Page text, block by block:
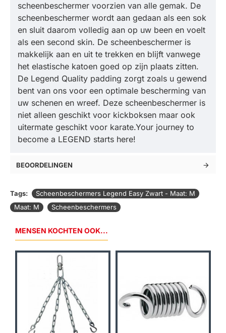
scheenbeschermer voorzien van alle gemak. De
scheenbeschermer wordt aan gedaan als een sok
en sluit daarom volledig aan op uw been en voelt
als een second skin. De scheenbeschermer is
makkelijk aan en uit te trekken en blijft vanwege
het elastische katoen goed op zijn plaats zitten.
De Legend Quality padding zorgt zoals u gewend
bent van ons voor een optimale bescherming van
uw schenen en wreef. Deze scheenbeschermer is
niet alleen geschikt voor kickboksen maar ook
uitermate geschikt voor karate.Your journey to
become a LEGEND starts here!
BEOORDELINGEN
Tags:
Scheenbeschermers Legend Easy Zwart - Maat: M
Maat: M
Scheenbeschermers
MENSEN KOCHTEN OOK...